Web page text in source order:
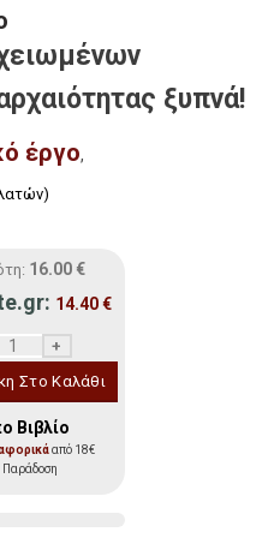
ξυπνά!
έργο,
16.00 €
14.40€
Βιβλίο ποσότητα
Στο Καλάθι
Βιβλίο
από 18€